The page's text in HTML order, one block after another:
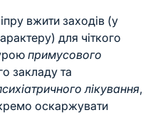
вжити заходів (у
для чіткого
примусового
закладу та
лікування,
оскаржувати